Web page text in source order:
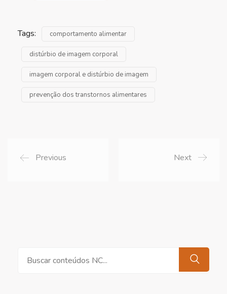
Tags: comportamento alimentar
distúrbio de imagem corporal
imagem corporal e distúrbio de imagem
prevenção dos transtornos alimentares
Previous Next